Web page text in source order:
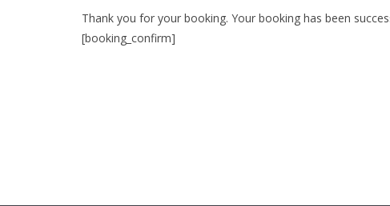
Thank you for your booking. Your booking has been
[booking_confirm]